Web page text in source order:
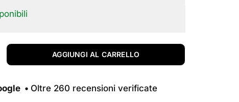
2.699,00€.
2.450,00€.
AGGIUNGI AL CARRELLO
• Oltre 260 recensioni verificate